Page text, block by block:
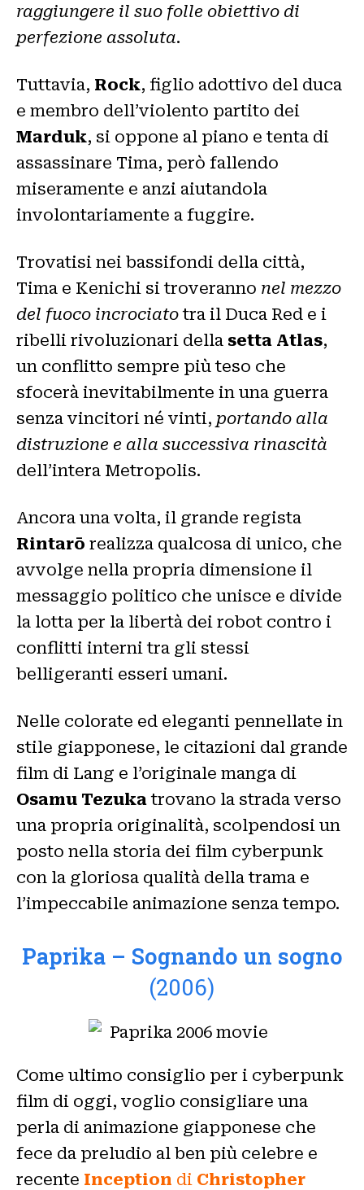
raggiungere il suo folle obiettivo di
perfezione assoluta.
Tuttavia, Rock, figlio adottivo del duca
e membro dell’violento partito dei
Marduk, si oppone al piano e tenta di
assassinare Tima, però fallendo
miseramente e anzi aiutandola
involontariamente a fuggire.
Trovatisi nei bassifondi della città,
Tima e Kenichi si troveranno nel mezzo
del fuoco incrociatotra il Duca Red e i
ribelli rivoluzionari della setta Atlas,
un conflitto sempre più teso che
sfocerà inevitabilmente in una guerra
senza vincitori né vinti, portando alla
distruzione e alla successiva rinascità
dell’intera Metropolis.
Ancora una volta, il grande regista
Rintarō realizza qualcosa di unico, che
avvolge nella propria dimensione il
messaggio politico che unisce e divide
la lotta per la libertà dei robot contro i
conflitti interni tra gli stessi
belligeranti esseri umani.
Nelle colorate ed eleganti pennellate in
stile giapponese, le citazioni dal grande
film di Lang e l’originale manga di
Osamu Tezuka trovano la strada verso
una propria originalità, scolpendosi un
posto nella storia dei film cyberpunk
con la gloriosa qualità della trama e
l’impeccabile animazione senza tempo.
Paprika – Sognando un sogno
(2006)
Come ultimo consiglio per i cyberpunk
film di oggi, voglio consigliare una
perla di animazione giapponese che
fece da preludio al ben più celebre e
recente Inception di Christopher